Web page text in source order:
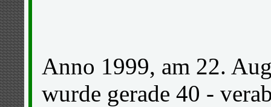
Anno 1999, am 22.
wurde gerade 40 -